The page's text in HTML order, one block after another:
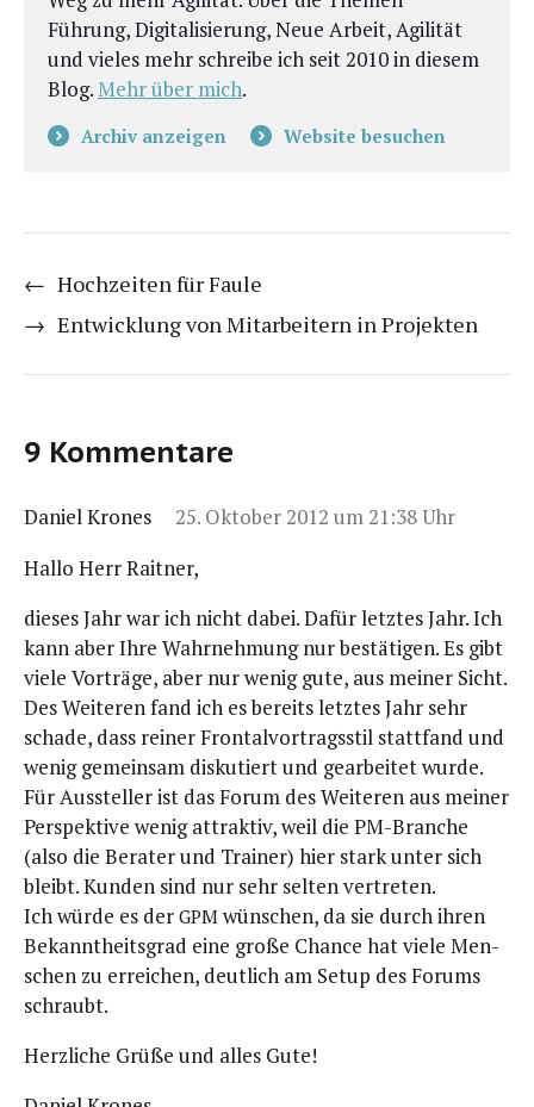
Führung, Digitalisierung, Neue Arbeit, Agilität
und vieles mehr schreibe ich seit 2010 in diesem
Blog.Mehr über mich.
Archiv anzeigen Website besuchen
← Hochzeiten für Faule
→ Entwicklung von Mitarbeitern in Projekten
9 Kommentare
Daniel Krones
25. Oktober 2012 um 21:38 Uhr
Hal­lo Herr Raitner,
die­ses Jahr war ich nicht dabei. Dafür letz­tes Jahr. Ich
kann aber Ihre Wahr­neh­mung nur bestä­ti­gen. Es gibt
vie­le Vor­trä­ge, aber nur wenig gute, aus mei­ner Sicht.
Des Wei­te­ren fand ich es bereits letz­tes Jahr sehr
scha­de, dass rei­ner Fron­tal­vor­trags­stil statt­fand und
wenig gemein­sam dis­ku­tiert und gear­bei­tet wurde.
Für Aus­stel­ler ist das Forum des Wei­te­ren aus mei­ner
Per­spek­ti­ve wenig attrak­tiv, weil die PM-Bran­che
(also die Bera­ter und Trai­ner) hier stark unter sich
bleibt. Kun­den sind nur sehr sel­ten vertreten.
Ich wür­de es der GPM wün­schen, da sie durch ihren
Bekannt­heits­grad eine gro­ße Chan­ce hat vie­le Men­
schen zu errei­chen, deut­lich am Set­up des Forums
schraubt.
Herz­li­che Grü­ße und alles Gute!